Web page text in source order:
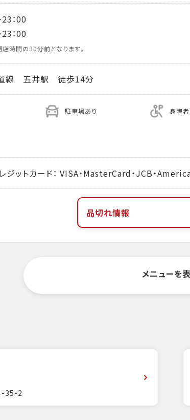
：00
：00
時間の30分前となります。
道線 五井駅 徒歩14分
駐車場あり 身障
ジットカード： VISA・MasterCard・JCB・
品切れ情報
メニューを
35-2